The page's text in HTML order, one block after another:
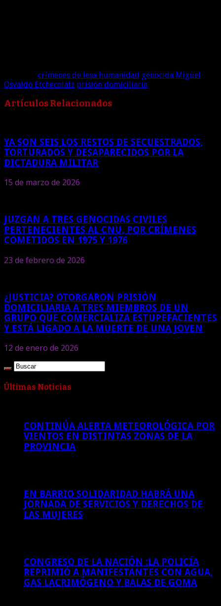
crímenes de lesa humanidad genocida Miguel
Osvaldo Etchecolatz prisión domiciliaria
Artículos Relacionados
YA SON SEIS LOS RESTOS DE SECUESTRADOS,
TORTURADOS Y DESAPARECIDOS POR LA
DICTADURA MILITAR
15 de marzo de 2026
JUZGAN A TRES GENOCIDAS CIVILES
PERTENECIENTES AL CNU, POR CRÍMENES
COMETIDOS EN 1975 Y 1976
23 de febrero de 2026
¿JUSTICIA? OTORGARON PRISIÓN
DOMICILIARIA A TRES MIEMBROS DE UN
GRUPO QUE COMERCIALIZA ESTUPEFACIENTES
Y ESTÁ LIGADO A LA MUERTE DE UNA JOVEN
12 de enero de 2026
Últimas Noticias
CONTINÚA ALERTA METEOROLÓGICA POR
VIENTOS EN DISTINTAS ZONAS DE LA
PROVINCIA
EN BARRIO SOLIDARIDAD HABRÁ UNA
JORNADA DE SERVICIOS Y DERECHOS DE
LAS MUJERES
CONGRESO DE LA NACIÓN :LA POLICÍA
REPRIMIÓ A MANIFESTANTES CON AGUA,
GAS LACRIMÓGENO Y BALAS DE GOMA